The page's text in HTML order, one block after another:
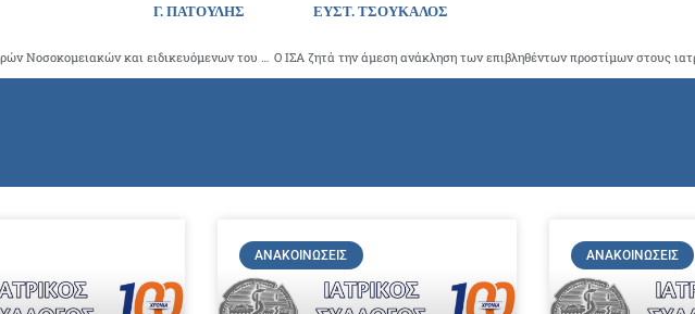
Γ. ΠΑΤΟΥΛΗΣ ΕΥΣΤ. ΤΣΟΥΚΑΛΟΣ
Πρέπει άμεσα να αποπληρωθούν οι εφημερίες των ιατρών Νοσοκομειακών και ειδικευόμενων του ΓΝΑ Ιπποκράτειου, οι οποίοι βιώνουν μεγάλα βιοποριστικά προβλήματα
ΑΝΑΚΟΙΝΏΣΕΙΣ ΑΝΑΚΟΙΝΏΣΕΙΣ